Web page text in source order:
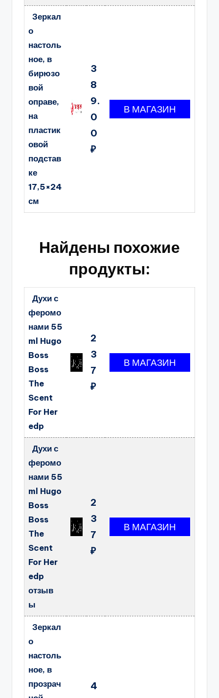
Зеркал
о
настоль
ное, в
бирюзо
вой
оправе,
на
пластик
овой
подстав
ке
17,5×24
см
3
8
9.
0
0
₽
Найдены похожие
продукты:
Духи с
феромо
нами 55
ml Hugo
Boss
Boss
The
Scent
For Her
edp
2
3
7
₽
Духи с
феромо
нами 55
ml Hugo
Boss
Boss
The
Scent
For Her
edp
отзыв
ы
2
3
7
₽
Зеркал
о
настоль
ное, в
прозрач
4